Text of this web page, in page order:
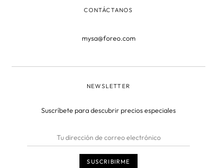
CONTÁCTANOS
mysa@foreo.com
NEWSLETTER
Suscríbete para descubrir precios especiales